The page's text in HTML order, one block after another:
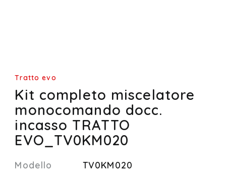
Tratto evo
Kit completo miscelatore
monocomando docc.
incasso TRATTO
EVO_TV0KM020
Modello TV0KM020